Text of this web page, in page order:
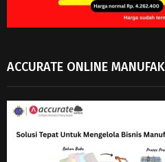
ACCURATE ONLINE